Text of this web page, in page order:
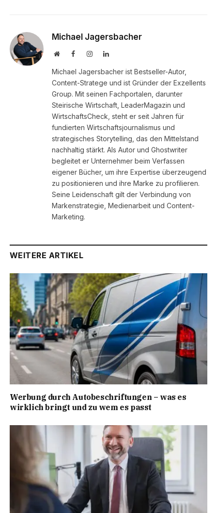
Michael Jagersbacher
WebsiteFacebookInstagramLinkedIn
Michael Jagersbacher ist Bestseller-Autor,
Content-Stratege und ist Gründer der Exzellents
Group. Mit seinen Fachportalen, darunter
Steirische Wirtschaft, LeaderMagazin und
WirtschaftsCheck, steht er seit Jahren für
fundierten Wirtschaftsjournalismus und
strategisches Storytelling, das den Mittelstand
nachhaltig stärkt. Als Autor und Ghostwriter
begleitet er Unternehmer beim Verfassen
eigener Bücher, um ihre Expertise überzeugend
zu positionieren und ihre Marke zu profilieren.
Seine Leidenschaft gilt der Verbindung von
Markenstrategie, Medienarbeit und Content-
Marketing.
WEITERE ARTIKEL
Werbung durch Autobeschriftungen – was es
wirklich bringt und zu wem es passt